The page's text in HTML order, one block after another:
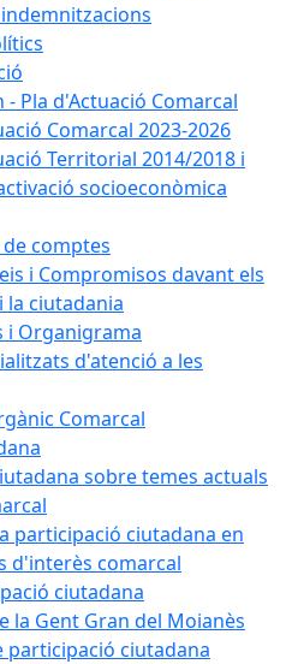
- Pla d'Actuació Comarcal
Comarcal 2023-2026
Territorial 2014/2018 i
socioeconòmica
comptes
i Compromisos davant els
la ciutadania
i Organigrama
d'atenció a les
Comarcal
sobre temes actuals
participació ciutadana en
d'interès comarcal
ciutadana
la Gent Gran del Moianès
participació ciutadana